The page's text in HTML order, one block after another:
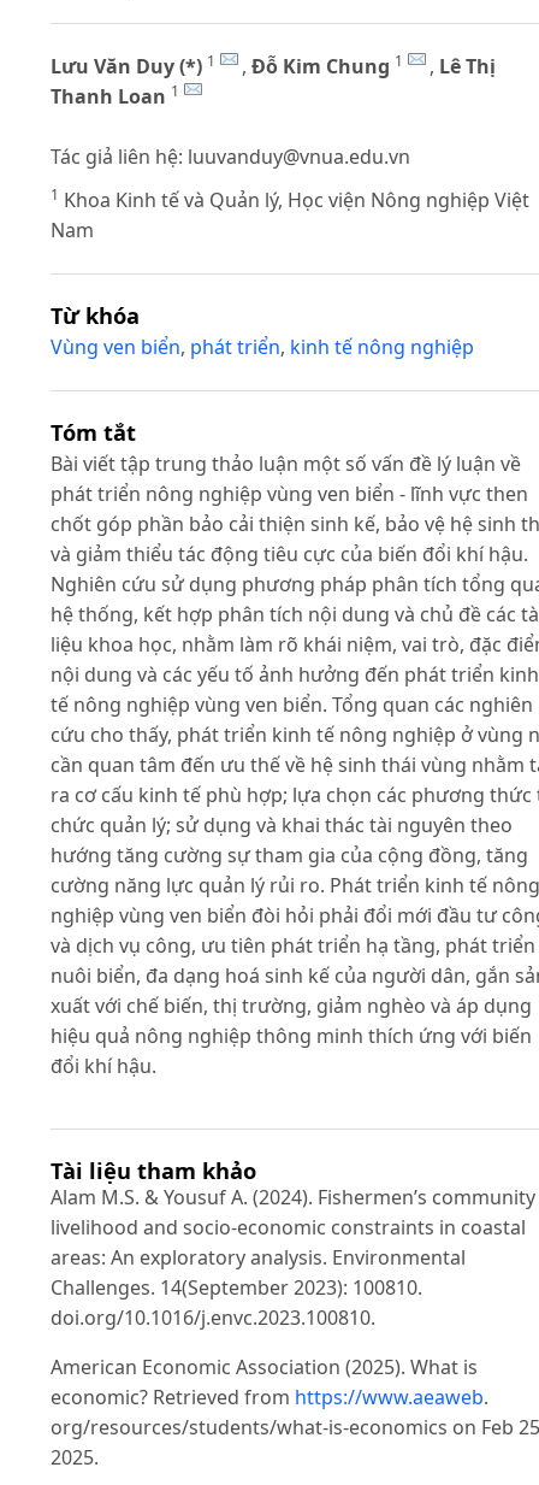
Lưu Văn Duy (*) 1 , Đỗ Kim Chung 1 , Lê Thị
Thanh Loan 1
Tác giả liên hệ: luuvanduy@vnua.edu.vn
1 Khoa Kinh tế và Quản lý, Học viện Nông nghiệp Việt
Nam
Từ khóa
Vùng ven biển, phát triển, kinh tế nông nghiệp
Tóm tắt
Bài viết tập trung thảo luận một số vấn đề lý luận về
phát triển nông nghiệp vùng ven biển - lĩnh vực then
chốt góp phần bảo cải thiện sinh kế, bảo vệ hệ sinh
và giảm thiểu tác động tiêu cực của biến đổi khí hậu.
Nghiên cứu sử dụng phương pháp phân tích tổng
hệ thống, kết hợp phân tích nội dung và chủ đề các
liệu khoa học, nhằm làm rõ khái niệm, vai trò, đặc
nội dung và các yếu tố ảnh hưởng đến phát triển kinh
tế nông nghiệp vùng ven biển. Tổng quan các nghiên
cứu cho thấy, phát triển kinh tế nông nghiệp ở vùng
cần quan tâm đến ưu thế về hệ sinh thái vùng nhằm
ra cơ cấu kinh tế phù hợp; lựa chọn các phương thức
chức quản lý; sử dụng và khai thác tài nguyên theo
hướng tăng cường sự tham gia của cộng đồng, tăng
cường năng lực quản lý rủi ro. Phát triển kinh tế nông
nghiệp vùng ven biển đòi hỏi phải đổi mới đầu tư
và dịch vụ công, ưu tiên phát triển hạ tầng, phát triển
nuôi biển, đa dạng hoá sinh kế của người dân, gắn
xuất với chế biến, thị trường, giảm nghèo và áp dụng
hiệu quả nông nghiệp thông minh thích ứng với biến
đổi khí hậu.
Tài liệu tham khảo
Alam M.S. & Yousuf A. (2024). Fishermen’s community
livelihood and socio-economic constraints in coastal
areas: An exploratory analysis. Environmental
Challenges. 14(September 2023): 100810.
doi.org/10.1016/j.envc.2023.100810.
American Economic Association (2025). What is
economic? Retrieved from https://www.aeaweb.
org/resources/students/what-is-economics on Feb
2025.